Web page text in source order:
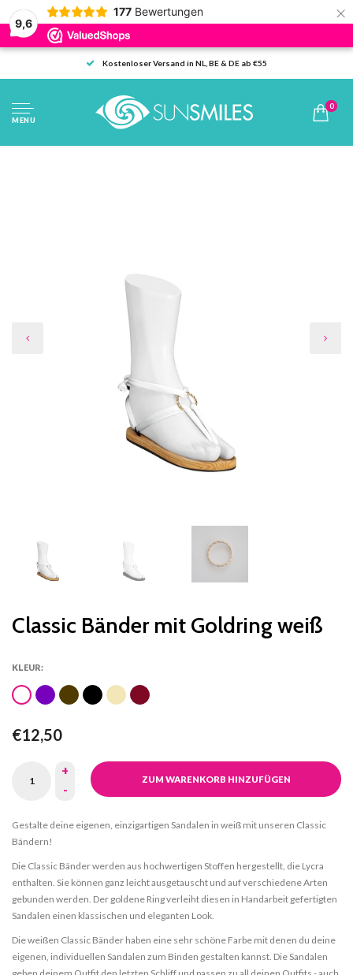
9,6
177 Bewertungen ×
Kostenloser Versand in NL, BE & DE ab €55
MENU
0
Classic Bänder mit Goldring weiß
KLEUR:
€12,50
+
-
ZUM WARENKORB HINZUFÜGEN
Gestalte deine eigenen, einzigartigen Sandalen in weiß mit unseren Classic
Bändern!
Die Classic Bänder werden aus hochwertigen Stoffen hergestellt, die Lycra
enthalten. Sie können ganz leicht ausgetauscht und auf verschiedene Arten
gebunden werden. Der goldene Ring verleiht diesen in Handarbeit gefertigten
Sandalen einen klassischen und eleganten Look.
Die weißen Classic Bänder haben eine sehr schöne Farbe mit denen du deine
eigenen, individuellen Sandalen zum Binden gestalten kannst. Die Sandalen
geben deinem Outfit den letzten Schliff und passen zu all deinen Outfits - auch